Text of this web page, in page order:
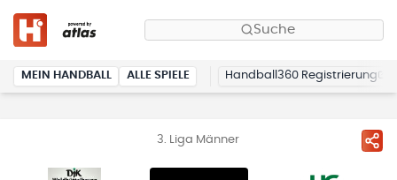
Suche
MEIN HANDBALL ALLE SPIELE Handball360 Registrierung
3. Liga Männer